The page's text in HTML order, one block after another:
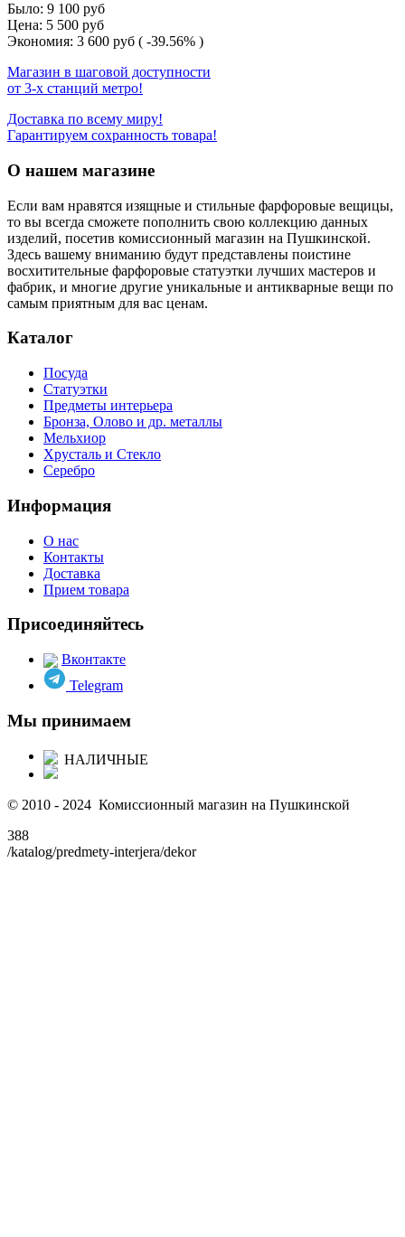
Было: 9 100 руб
Цена: 5 500 руб
Экономия: 3 600 руб ( -39.56% )
Магазин в шаговой доступности
от 3-х станций метро!
Доставка по всему миру!
Гарантируем сохранность товара!
О нашем магазине
Если вам нравятся изящные и стильные фарфоровые вещицы,
то вы всегда сможете пополнить свою коллекцию данных
изделий, посетив комиссионный магазин на Пушкинской.
Здесь вашему вниманию будут представлены поистине
восхитительные фарфоровые статуэтки лучших мастеров и
фабрик, и многие другие уникальные и антикварные вещи по
самым приятным для вас ценам.
Каталог
Посуда
Статуэтки
Предметы интерьера
Бронза, Олово и др. металлы
Мельхиор
Хрусталь и Стекло
Серебро
Информация
О нас
Контакты
Доставка
Прием товара
Присоединяйтесь
Вконтакте
Telegram
Мы принимаем
НАЛИЧНЫЕ
© 2010 - 2024 Комиссионный магазин на Пушкинской
388
/katalog/predmety-interjera/dekor